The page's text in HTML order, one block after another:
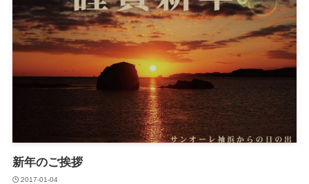
新年のご挨拶
2017-01-04